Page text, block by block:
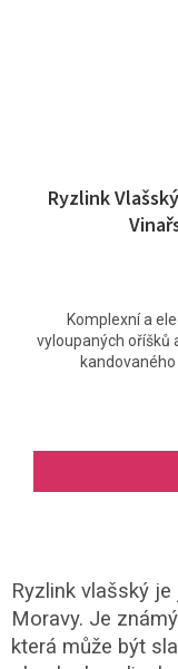
Ryzlink
Komplexní a
vyloupaných oříšků
kandovaného
Ryzlink vlašský je
Moravy. Je
která může být